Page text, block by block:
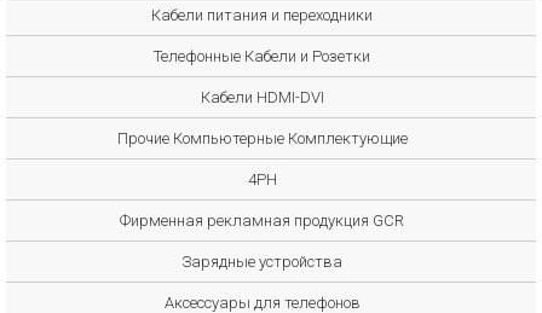
Кабели питания и переходники
Телефонные Кабели и Розетки
Кабели HDMI-DVI
Прочие Компьютерные Комплектующие
4PH
Фирменная рекламная продукция GCR
Зарядные устройства
Аксессуары для телефонов